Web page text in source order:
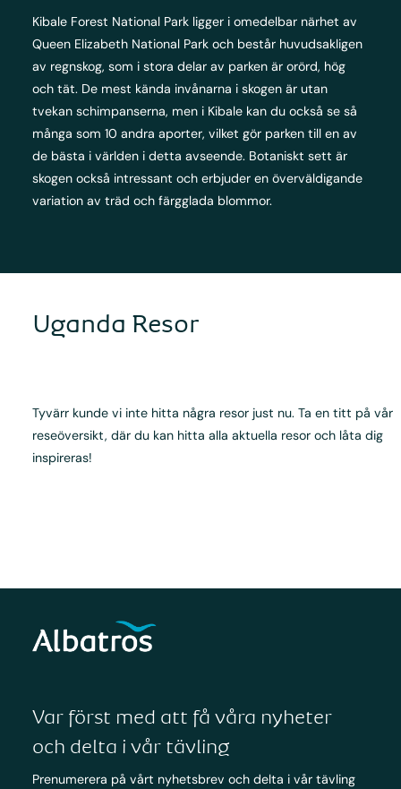
Kibale Forest National Park ligger i omedelbar närhet av
Queen Elizabeth National Park och består huvudsakligen
av regnskog, som i stora delar av parken är orörd, hög
och tät. De mest kända invånarna i skogen är utan
tvekan schimpanserna, men i Kibale kan du också se så
många som 10 andra aporter, vilket gör parken till en av
de bästa i världen i detta avseende. Botaniskt sett är
skogen också intressant och erbjuder en överväldigande
variation av träd och färgglada blommor.
Uganda Resor
Tyvärr kunde vi inte hitta några resor just nu. Ta en titt på vår
reseöversikt, där du kan hitta alla aktuella resor och låta dig
inspireras!
Var först med att få våra nyheter
och delta i vår tävling
Prenumerera på vårt nyhetsbrev och delta i vår tävling